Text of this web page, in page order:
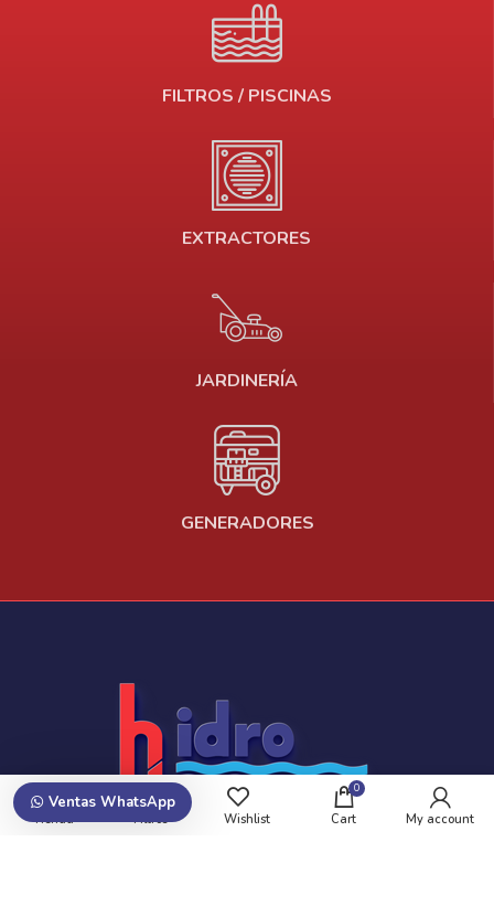
Ventas WhatsApp
FILTROS / PISCINAS
EXTRACTORES
JARDINERÍA
GENERADORES
Tienda Filtros Wishlist
0
Cart My account